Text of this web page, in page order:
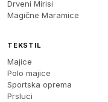
Drveni Mirisi
Magične Maramice
TEKSTIL
Majice
Polo majice
Sportska oprema
Prsluci